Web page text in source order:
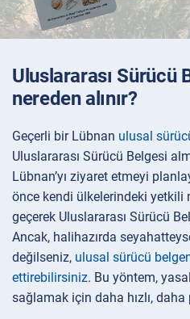
Uluslararası Sürücü
nereden alınır?
Geçerli bir Lübnan ulusal
Uluslararası Sürücü Belgesi
Lübnan’yı ziyaret etmeyi
önce kendi ülkelerindeki
geçerek Uluslararası Sürücü
Ancak, halihazırda
değilseniz, ulusal sürücü
ettirebilirsiniz. Bu yöntem,
sağlamak için daha hızlı,